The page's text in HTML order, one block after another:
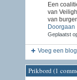
Een
van
van
Doorgaan
Geplaatst
Voeg een
Prikbord (1